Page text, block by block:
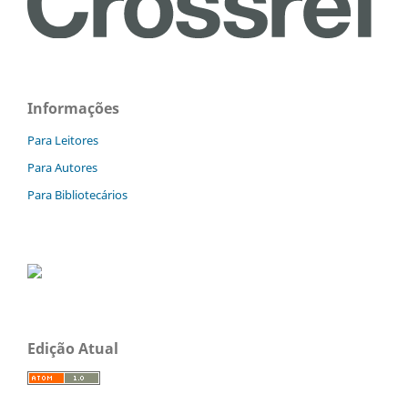
Informações
Para Leitores
Para Autores
Para Bibliotecários
Edição Atual